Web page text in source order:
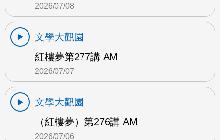
2026/07/08
文學大觀園
紅樓夢第277講 AM
2026/07/07
文學大觀園
（紅樓夢）第276講 AM
2026/07/06